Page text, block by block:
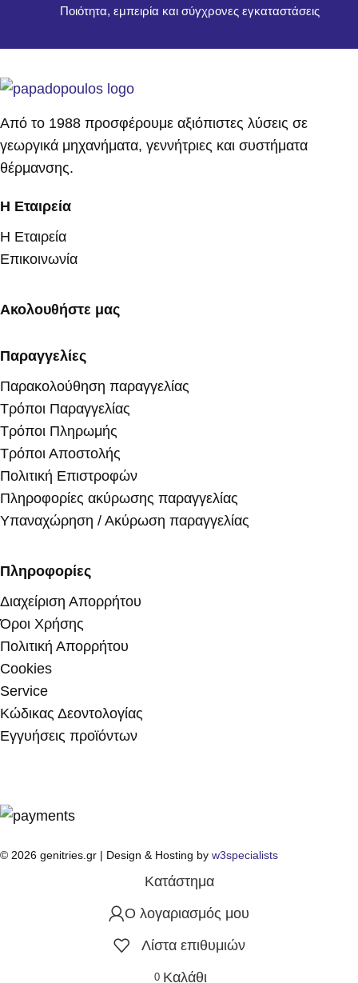
Ποιότητα, εμπειρία και σύγχρονες εγκαταστάσεις
Από το 1988 προσφέρουμε αξιόπιστες λύσεις σε
γεωργικά μηχανήματα, γεννήτριες και συστήματα
θέρμανσης.
Η Εταιρεία
Η Εταιρεία
Επικοινωνία
Ακολουθήστε μας
Παραγγελίες
Παρακολούθηση παραγγελίας
Τρόποι Παραγγελίας
Τρόποι Πληρωμής
Τρόποι Αποστολής
Πολιτική Επιστροφών
Πληροφορίες ακύρωσης παραγγελίας
Υπαναχώρηση / Ακύρωση παραγγελίας
Πληροφορίες
Διαχείριση Απορρήτου
Όροι Χρήσης
Πολιτική Απορρήτου
Cookies
Service
Κώδικας Δεοντολογίας
Εγγυήσεις προϊόντων
© 2026 genitries.gr | Design & Hosting by w3specialists
Κατάστημα
Ο λογαριασμός μου
Λίστα επιθυμιών
0 Καλάθι